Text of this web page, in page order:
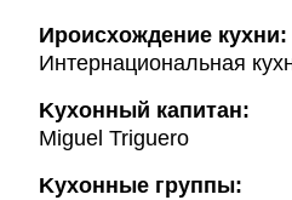
Ироисхождение кухни:
Интернациональная
Kухонный капитан:
Miguel Triguero
Kухонные группы: